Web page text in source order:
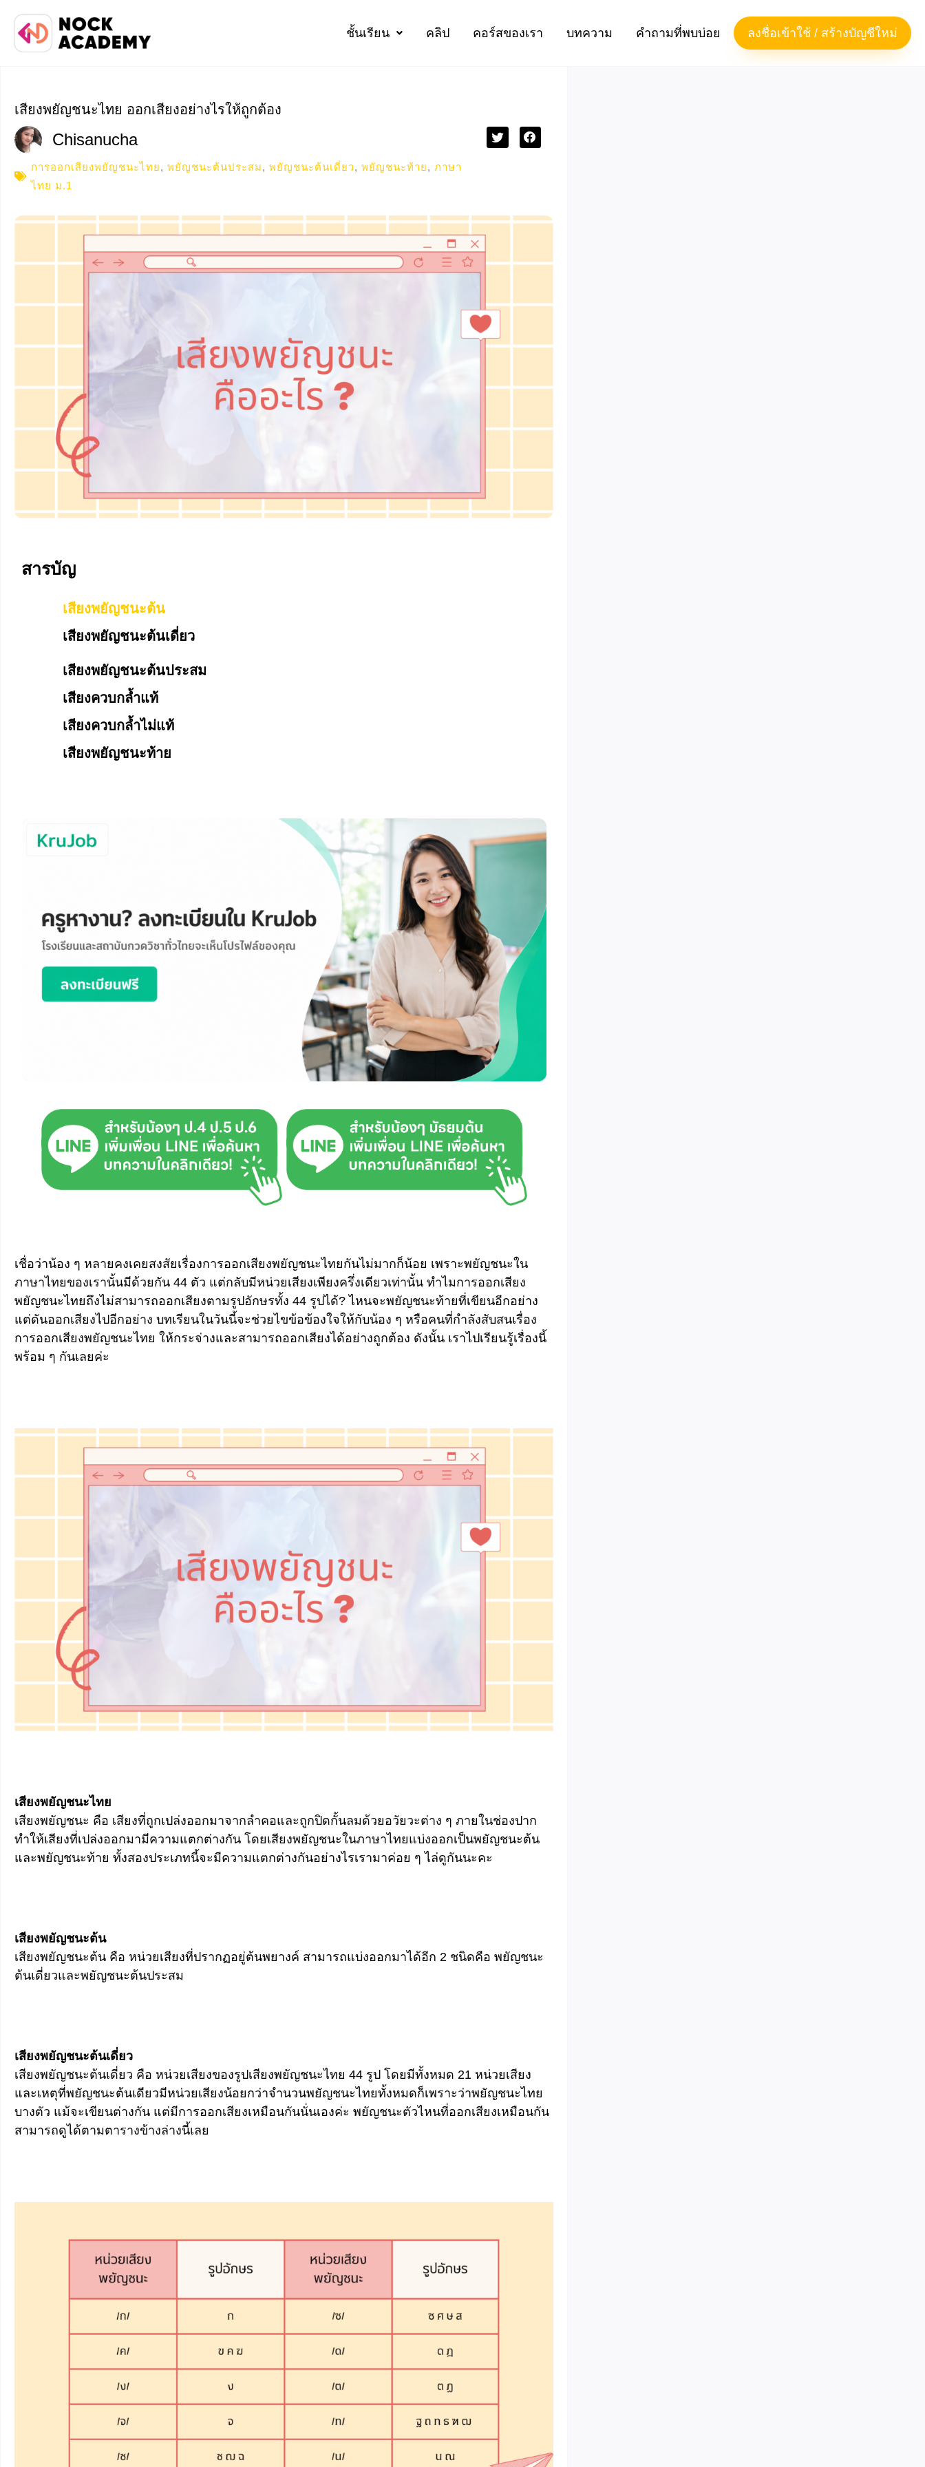
ชั้นเรียน คลิป คอร์สของเรา บทความ คำถามที่พบบ่อย ลงชื่อเข้าใช้ / สร้างบัญชีใหม่
เสียงพยัญชนะไทย ออกเสียงอย่างไรให้ถูกต้อง
Chisanucha
การออกเสียงพยัญชนะไทย, พยัญชนะต้นประสม, พยัญชนะต้นเดี่ยว, พยัญชนะท้าย, ภาษา
ไทย ม.1
สารบัญ
เสียงพยัญชนะต้น
เสียงพยัญชนะต้นเดี่ยว
เสียงพยัญชนะต้นประสม
เสียงควบกล้ำแท้
เสียงควบกล้ำไม่แท้
เสียงพยัญชนะท้าย
เชื่อว่าน้อง ๆ หลายคงเคยสงสัยเรื่องการออกเสียงพยัญชนะไทยกันไม่มากก็น้อย เพราะพยัญชนะใน
ภาษาไทยของเรานั้นมีด้วยกัน 44 ตัว แต่กลับมีหน่วยเสียงเพียงครึ่งเดียวเท่านั้น ทำไมการออกเสียง
พยัญชนะไทยถึงไม่สามารถออกเสียงตามรูปอักษรทั้ง 44 รูปได้? ไหนจะพยัญชนะท้ายที่เขียนอีกอย่าง
แต่ดันออกเสียงไปอีกอย่าง บทเรียนในวันนี้จะช่วยไขข้อข้องใจให้กับน้อง ๆ หรือคนที่กำลังสับสนเรื่อง
การออกเสียงพยัญชนะไทย ให้กระจ่างและสามารถออกเสียงได้อย่างถูกต้อง ดังนั้น เราไปเรียนรู้เรื่องนี้
พร้อม ๆ กันเลยค่ะ
เสียงพยัญชนะไทย
เสียงพยัญชนะ คือ เสียงที่ถูกเปล่งออกมาจากลำคอและถูกปิดกั้นลมด้วยอวัยวะต่าง ๆ ภายในช่องปาก
ทำให้เสียงที่เปล่งออกมามีความแตกต่างกัน โดยเสียงพยัญชนะในภาษาไทยแบ่งออกเป็นพยัญชนะต้น
และพยัญชนะท้าย ทั้งสองประเภทนี้จะมีความแตกต่างกันอย่างไรเรามาค่อย ๆ ไล่ดูกันนะคะ
เสียงพยัญชนะต้น
เสียงพยัญชนะต้น คือ หน่วยเสียงที่ปรากฏอยู่ต้นพยางค์ สามารถแบ่งออกมาได้อีก 2 ชนิดคือ พยัญชนะ
ต้นเดี่ยวและพยัญชนะต้นประสม
เสียงพยัญชนะต้นเดี่ยว
เสียงพยัญชนะต้นเดี่ยว คือ หน่วยเสียงของรูปเสียงพยัญชนะไทย 44 รูป โดยมีทั้งหมด 21 หน่วยเสียง
และเหตุที่พยัญชนะต้นเดียวมีหน่วยเสียงน้อยกว่าจำนวนพยัญชนะไทยทั้งหมดก็เพราะว่าพยัญชนะไทย
บางตัว แม้จะเขียนต่างกัน แต่มีการออกเสียงเหมือนกันนั่นเองค่ะ พยัญชนะตัวไหนที่ออกเสียงเหมือนกัน
สามารถดูได้ตามตารางข้างล่างนี้เลย